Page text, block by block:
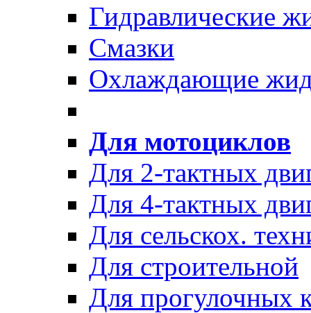
Гидравлические
Смазки
Охлаждающие
Для мотоциклов
Для 2-тактных
Для 4-тактных
Для сельскох.
Для строительной
Для прогулочных